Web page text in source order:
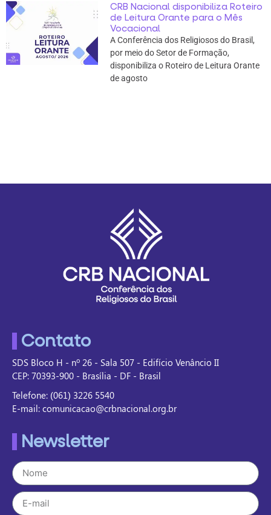
CRB Nacional disponibiliza Roteiro
de Leitura Orante para o Mês
Vocacional
A Conferência dos Religiosos do Brasil,
por meio do Setor de Formação,
disponibiliza o Roteiro de Leitura Orante
de agosto
Contato
SDS Bloco H - nº 26 - Sala 507 - Edifício Venâncio II
CEP: 70393-900 - Brasília - DF - Brasil
Telefone: (061) 3226 5540
E-mail: comunicacao@crbnacional.org.br
Newsletter